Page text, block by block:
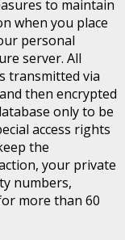
to maintain
when you place
personal
server. All
transmitted via
then encrypted
only to be
access rights
the
your private
numbers,
more than 60